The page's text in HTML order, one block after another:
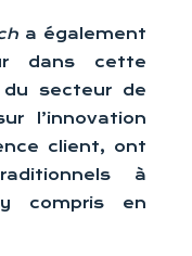
a également
dans cette
secteur de
l’innovation
client, ont
à
compris en